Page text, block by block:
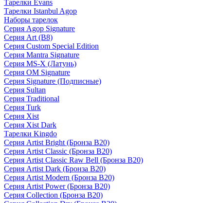
Тарелки Evans
Тарелки Istanbul Agop
Наборы тарелок
Серия Agop Signature
Серия Art (B8)
Серия Custom Special Edition
Серия Mantra Signature
Серия MS-X (Латунь)
Серия OM Signature
Серия Signature (Подписные)
Серия Sultan
Серия Traditional
Серия Turk
Серия Xist
Серия Xist Dark
Тарелки Kingdo
Серия Artist Bright (Бронза B20)
Серия Artist Classic (Бронза B20)
Серия Artist Classic Raw Bell (Бронза B20)
Серия Artist Dark (Бронза B20)
Серия Artist Modern (Бронза B20)
Серия Artist Power (Бронза B20)
Серия Collection (Бронза B20)